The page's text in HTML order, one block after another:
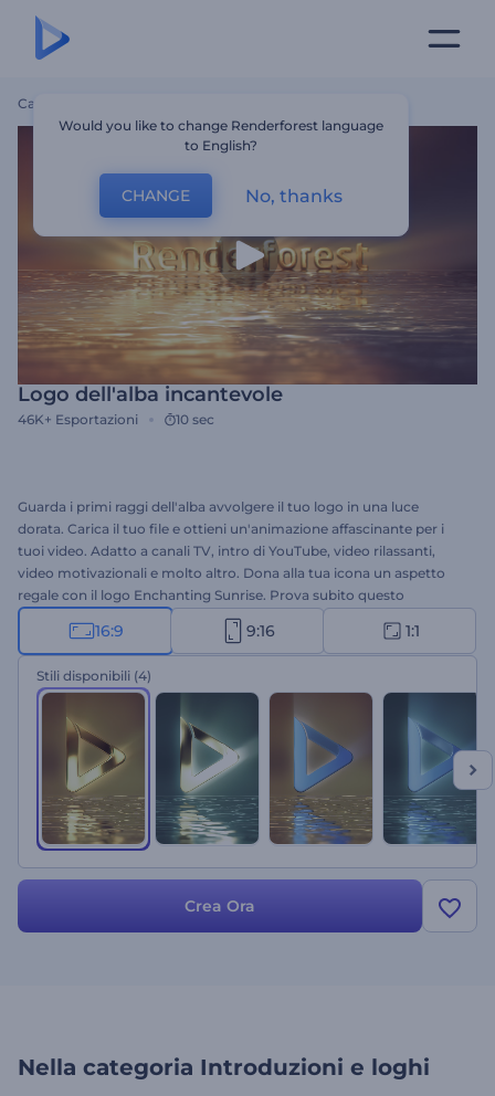
Casa
Logo dell'alba incantevole
46K+ Esportazioni 10 sec
Guarda i primi raggi dell'alba avvolgere il tuo logo in una luce
dorata. Carica il tuo file e ottieni un'animazione affascinante per i
tuoi video. Adatto a canali TV, intro di YouTube, video rilassanti,
video motivazionali e molto altro. Dona alla tua icona un aspetto
regale con il logo Enchanting Sunrise. Prova subito questo
template cinematografico.
16:9 9:16 1:1
Stili disponibili (4)
Crea Ora
Nella categoria Introduzioni e loghi
Would you like to change Renderforest language
to English?
CHANGE No, thanks